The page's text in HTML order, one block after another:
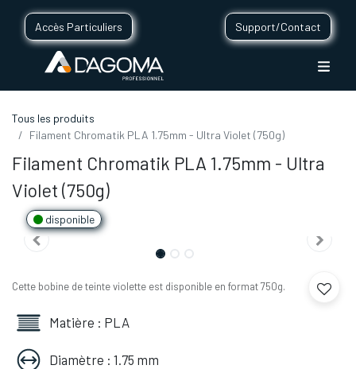
Accès Particuliers Support/Contact
Tous les produits
Filament Chromatik PLA 1.75mm - Ultra Violet (750g)
Filament Chromatik PLA 1.75mm - Ultra
Violet (750g)
disponible
Cette bobine de teinte violette est disponible en format 750g.
Matière : PLA
Diamètre : 1.75 mm